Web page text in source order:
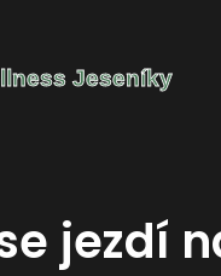
jezdí